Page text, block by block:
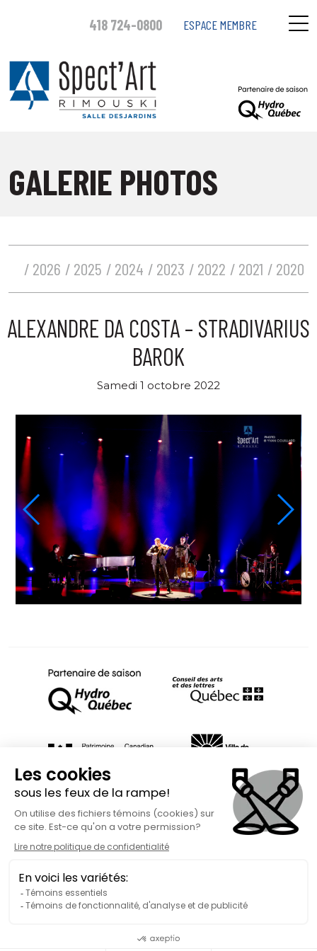
418 724-0800 ESPACE MEMBRE
GALERIE PHOTOS
2026 2025 2024 2023 2022 2021 2020
ALEXANDRE DA COSTA – STRADIVARIUS
BAROK
Samedi 1 octobre 2022